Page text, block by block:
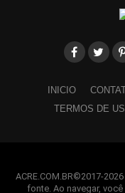
INICIO
TERMOS DE
ACRE.COM.BR©2017-
fonte. Ao navegar,